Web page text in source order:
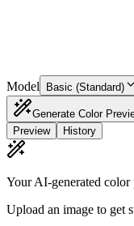
Model Basic (Standard)
Generate Color
Preview
History
Your AI-generated
Upload an image to get